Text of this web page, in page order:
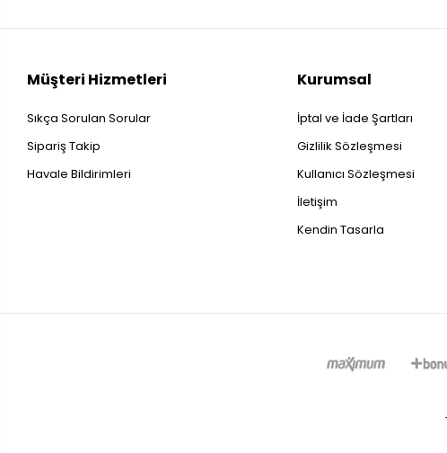
Müşteri Hizmetleri
Sıkça Sorulan Sorular
Sipariş Takip
Havale Bildirimleri
Kurumsal
İptal ve İade Şartları
Gizlilik Sözleşmesi
Kullanıcı Sözleşmesi
İletişim
Kendin Tasarla